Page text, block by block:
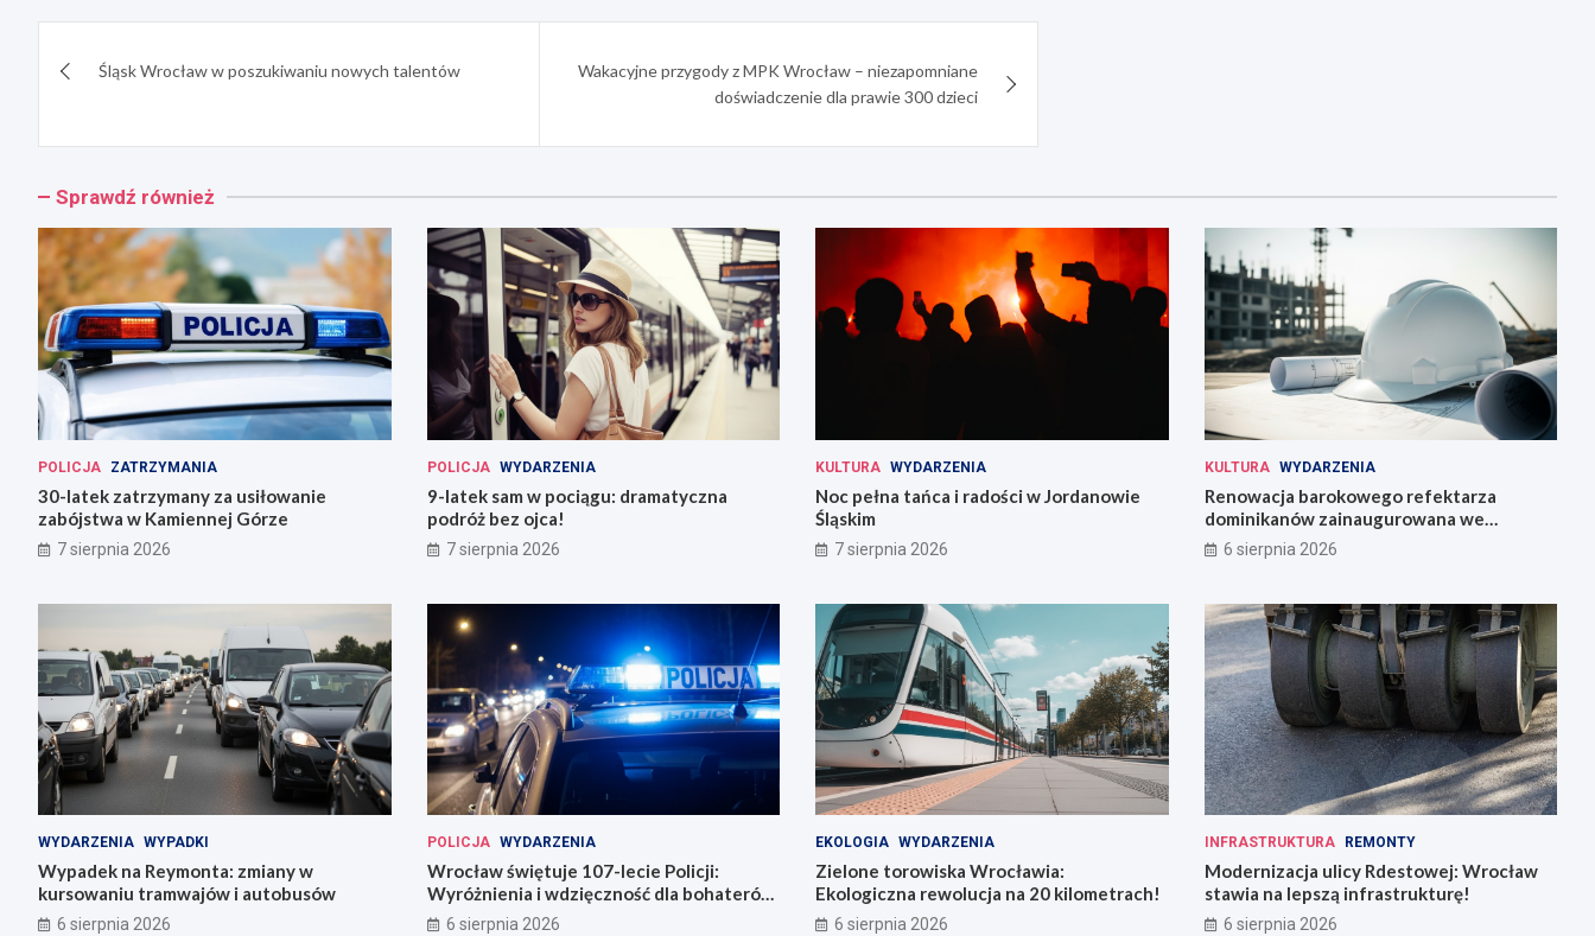
wpisuŚląsk Wrocław w poszukiwaniu nowych talentów
Wakacyjne przygody z MPK Wrocław – niezapomniane
doświadczenie dla prawie 300 dzieci
Sprawdź również
POLICJA ZATRZYMANIA
30-latek zatrzymany za usiłowanie
zabójstwa w Kamiennej Górze
7 sierpnia 2026
POLICJA WYDARZENIA
9-latek sam w pociągu: dramatyczna
podróż bez ojca!
7 sierpnia 2026
KULTURA WYDARZENIA
Noc pełna tańca i radości w Jordanowie
Śląskim
7 sierpnia 2026
KULTURA WYDARZENIA
Renowacja barokowego refektarza
dominikanów zainaugurowana we
Wrocławiu
6 sierpnia 2026
WYDARZENIA WYPADKI
Wypadek na Reymonta: zmiany w
kursowaniu tramwajów i autobusów
6 sierpnia 2026
POLICJA WYDARZENIA
Wrocław świętuje 107-lecie Policji:
Wyróżnienia i wdzięczność dla bohaterów
codzienności
6 sierpnia 2026
EKOLOGIA WYDARZENIA
Zielone torowiska Wrocławia:
Ekologiczna rewolucja na 20 kilometrach!
6 sierpnia 2026
INFRASTRUKTURA REMONTY
Modernizacja ulicy Rdestowej: Wrocław
stawia na lepszą infrastrukturę!
6 sierpnia 2026